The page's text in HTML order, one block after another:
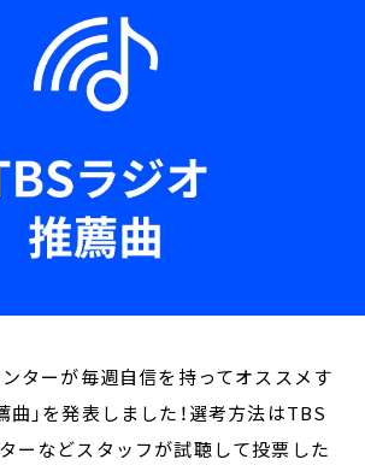
ッズ
ターが毎週自信を持ってオススメす
曲」を発表しました！選考方法はTBS
ーなどスタッフが試聴して投票した